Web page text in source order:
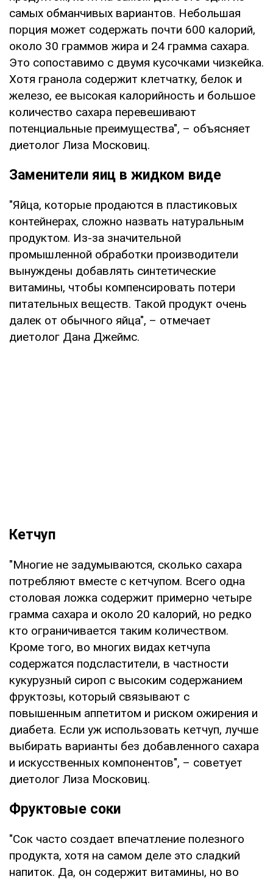
самых обманчивых вариантов. Небольшая
порция может содержать почти 600 калорий,
около 30 граммов жира и 24 грамма сахара.
Это сопоставимо с двумя кусочками чизкейка.
Хотя гранола содержит клетчатку, белок и
железо, ее высокая калорийность и большое
количество сахара перевешивают
потенциальные преимущества", – объясняет
диетолог Лиза Московиц.
Заменители яиц в жидком виде
"Яйца, которые продаются в пластиковых
контейнерах, сложно назвать натуральным
продуктом. Из-за значительной
промышленной обработки производители
вынуждены добавлять синтетические
витамины, чтобы компенсировать потери
питательных веществ. Такой продукт очень
далек от обычного яйца", – отмечает
диетолог Дана Джеймс.
Кетчуп
"Многие не задумываются, сколько сахара
потребляют вместе с кетчупом. Всего одна
столовая ложка содержит примерно четыре
грамма сахара и около 20 калорий, но редко
кто ограничивается таким количеством.
Кроме того, во многих видах кетчупа
содержатся подсластители, в частности
кукурузный сироп с высоким содержанием
фруктозы, который связывают с
повышенным аппетитом и риском ожирения и
диабета. Если уж использовать кетчуп, лучше
выбирать варианты без добавленного сахара
и искусственных компонентов", – советует
диетолог Лиза Московиц.
Фруктовые соки
"Сок часто создает впечатление полезного
продукта, хотя на самом деле это сладкий
напиток. Да, он содержит витамины, но во